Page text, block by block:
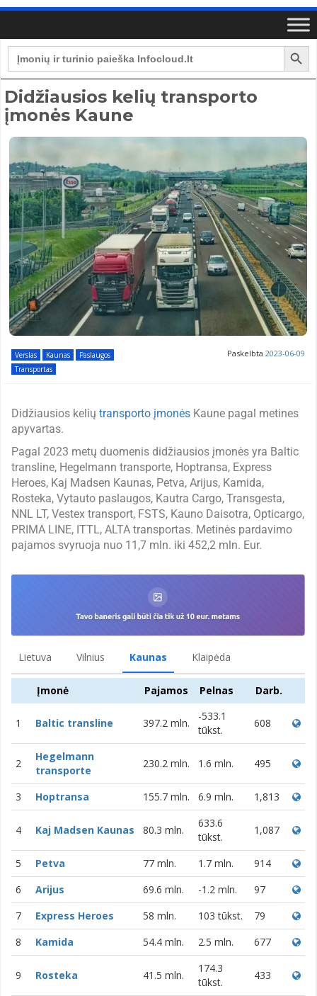
Search
for:
Search Button
Didžiausios kelių transporto
įmonės Kaune
Verslas Kaunas
Paslaugos
Transportas
Paskelbta 2023-06-09
Didžiausios kelių transporto įmonės Kaune pagal metines
apyvartas.
Pagal 2023 metų duomenis didžiausios įmonės yra Baltic
transline, Hegelmann transporte, Hoptransa, Express
Heroes, Kaj Madsen Kaunas, Petva, Arijus, Kamida,
Rosteka, Vytauto paslaugos, Kautra Cargo, Transgesta,
NNL LT, Vestex transport, FSTS, Kauno Daisotra, Opticargo,
PRIMA LINE, ITTL, ALTA transportas. Metinės pardavimo
pajamos svyruoja nuo 11,7 mln. iki 452,2 mln. Eur.
Lietuva Vilnius Kaunas Klaipėda
Įmonė Pajamos Pelnas Darb.
1 Baltic transline 397.2 mln.
-533.1
tūkst.
608
2
Hegelmann
transporte
230.2 mln. 1.6 mln. 495
3 Hoptransa 155.7 mln. 6.9 mln. 1,813
4 Kaj Madsen Kaunas 80.3 mln.
633.6
tūkst.
1,087
5 Petva 77 mln. 1.7 mln.
914
6
Arijus 69.6 mln. -1.2 mln.
97
7
Express Heroes 58 mln. 103 tūkst.
79
8
Kamida 54.4 mln. 2.5 mln. 677
9 Rosteka 41.5 mln.
174.3
tūkst.
433